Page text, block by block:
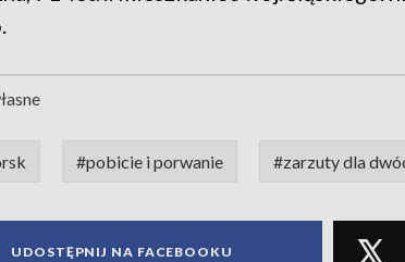
#pobicie i porwanie #zarzuty dla
UDOSTĘPNIJ NA FACEBOOKU